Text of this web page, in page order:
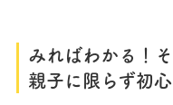
みればわかる！
親子に限らず初